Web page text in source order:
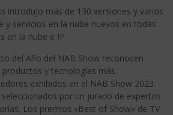
introdujo más de 130 versiones y varios
y servicios en la nube nuevos en todas
en la nube e IP.
del Año del NAB Show reconocen
y tecnologías más
exhibidos en el NAB Show 2023.
por un jurado de expertos
Los premios «Best of Show» de TV